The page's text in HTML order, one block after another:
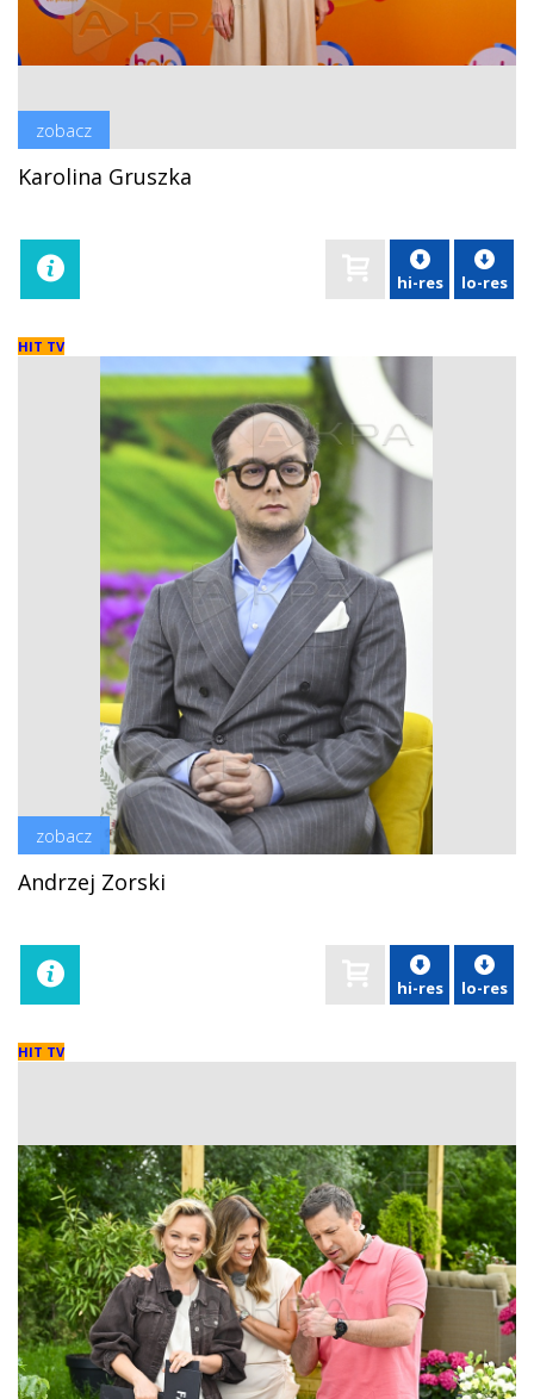
zobacz
Karolina Gruszka
hi-res lo-res
HIT TV
zobacz
Andrzej Zorski
hi-res lo-res
HIT TV